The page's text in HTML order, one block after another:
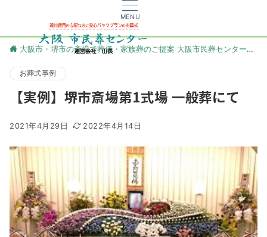
MENU
大阪市・堺市の斎場で葬儀・家族葬のご提案 大阪市民葬センター
お葬式事例
【実例】堺市斎場第1式場 一般葬にて
2021年4月29日 2022年4月14日